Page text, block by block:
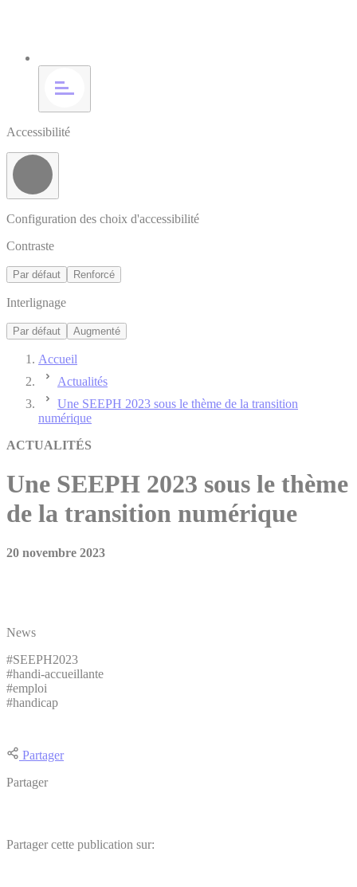
Accessibilité
Configuration des choix d'accessibilité
Contraste
Par défaut Renforcé
Interlignage
Par défaut Augmenté
Accueil
Actualités
Une SEEPH 2023 sous le thème de la transition
numérique
ACTUALITÉS
Une SEEPH 2023 sous le thème
de la transition numérique
20 novembre 2023
News
#SEEPH2023
#handi-accueillante
#emploi
#handicap
Partager
Partager
Partager cette publication sur: